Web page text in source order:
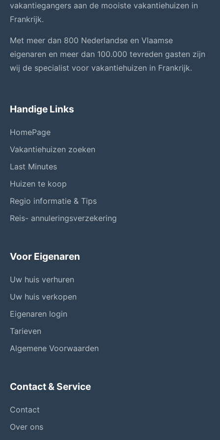
vakantiegangers aan de mooiste vakantiehuizen in
Frankrijk.
Met meer dan 800 Nederlandse en Vlaamse
eigenaren en meer dan 100.000 tevreden gasten zijn
wij de specialist voor vakantiehuizen in Frankrijk.
Handige Links
HomePage
Vakantiehuizen zoeken
Last Minutes
Huizen te koop
Regio informatie & Tips
Reis- annuleringsverzekering
Voor Eigenaren
Uw huis verhuren
Uw huis verkopen
Eigenaren login
Tarieven
Algemene Voorwaarden
Contact & Service
Contact
Over ons